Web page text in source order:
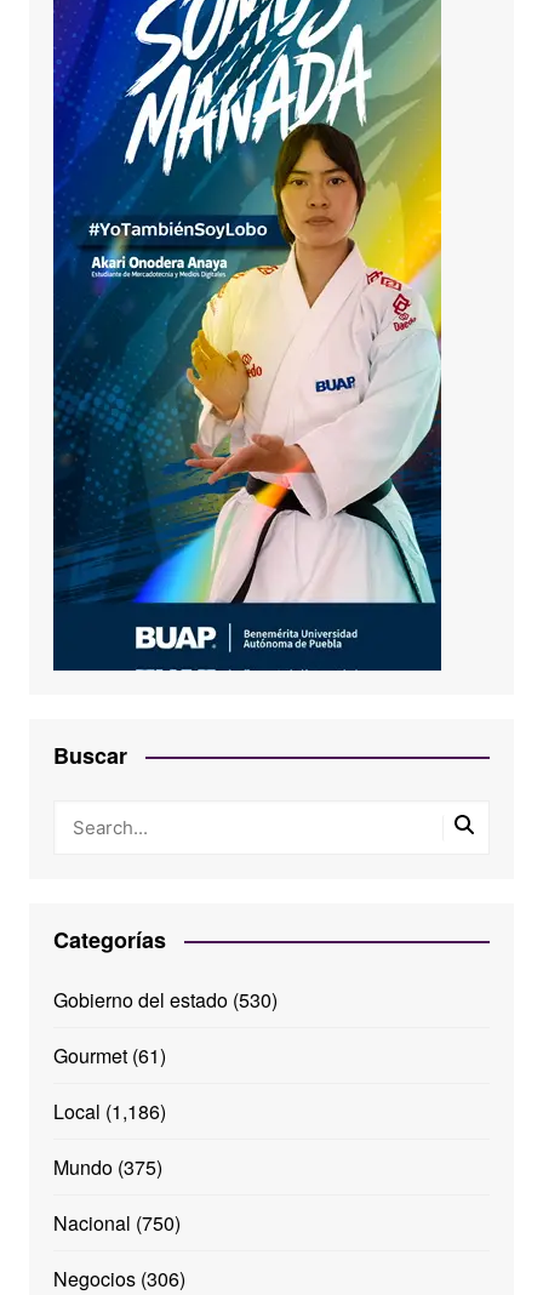
Buscar
Categorías
Gobierno del estado(530)
Gourmet(61)
Local (1,186)
Mundo(375)
Nacional (750)
Negocios(306)